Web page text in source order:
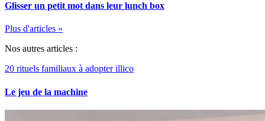
Glisser un petit mot dans leur lunch box
Plus d'articles «
Nos autres articles :
20 rituels familiaux à adopter illico
Le jeu de la machine